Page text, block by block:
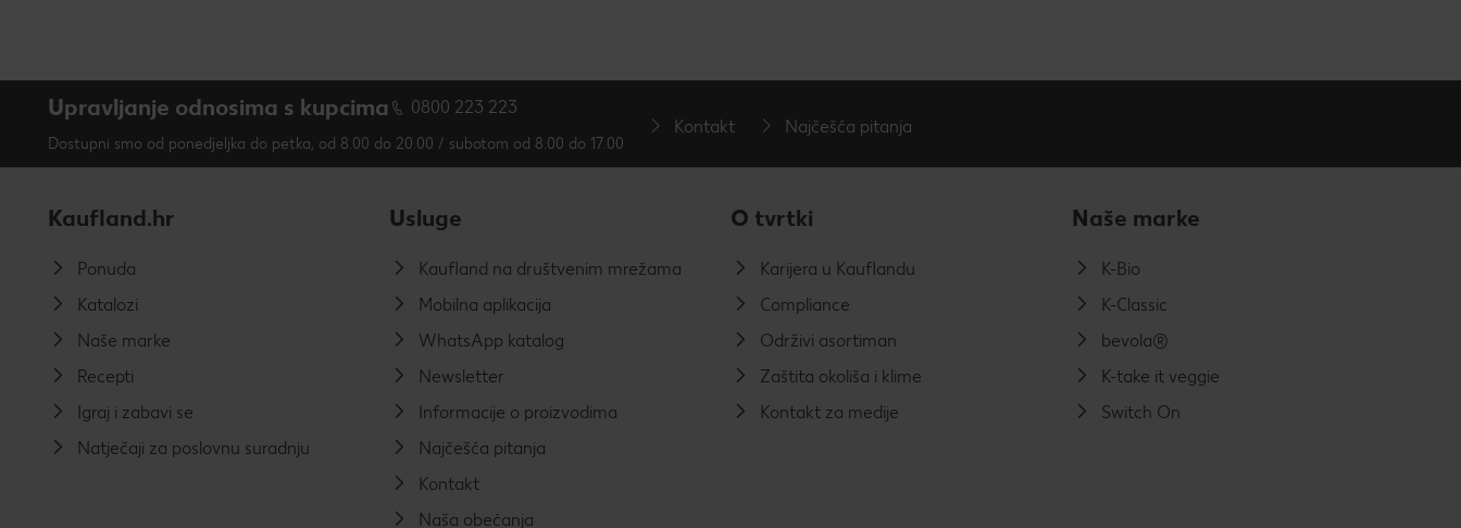
Upravljanje odnosima s kupcima 0800 223 223
Dostupni smo od ponedjeljka do petka, od 8.00 do 20.00 / subotom od 8.00 do 17.00
Kontakt Najčešća pitanja
Kaufland.hr
Ponuda
Katalozi
Naše marke
Recepti
Igraj i zabavi se
Natječaji za poslovnu suradnju
Usluge
Kaufland na društvenim mrežama
Mobilna aplikacija
WhatsApp katalog
Newsletter
Informacije o proizvodima
Najčešća pitanja
Kontakt
Naša obećanja
O tvrtki
Karijera u Kauflandu
Compliance
Održivi asortiman
Zaštita okoliša i klime
Kontakt za medije
Naše marke
K-Bio
K-Classic
bevola®
K-take it veggie
Switch On